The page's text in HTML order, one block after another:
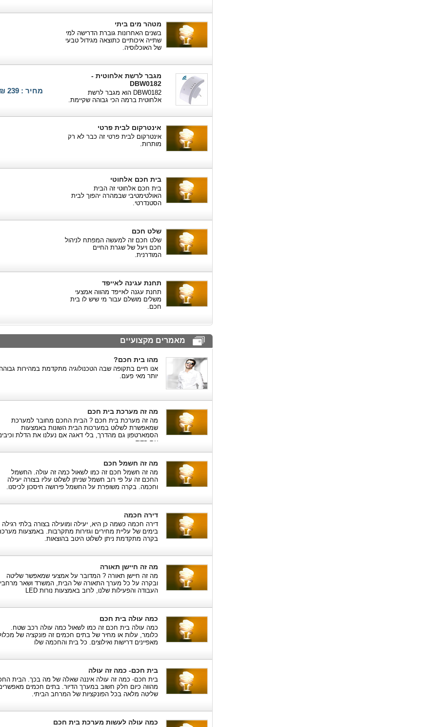
מטהר מים ביתי
בשנים האחרונות גוברת הדרישה למי
שתייה איכותיים כתוצאה מגידול טבעי
של האוכלוסיה.
מגבר לרשת אלחוטית -
DBW0182
DBW0182 הוא מגבר לרשת
אלחוטית ברמה הכי גבוהה שקיימת.
מחיר : 239 ₪
אינטרקום לבית פרטי
אינטרקום לבית פרטי זה כבר לא רק
מותרות.
בית חכם אלחוטי
בית חכם אלחוטי זה הבית
האולטימטיבי שבמהרה יהפוך לבית
הסטנדרטי.
שלט חכם
שלט חכם זה למעשה המפתח לניהול
חכם ויעל של שגרת החיים
המודרנית.
תחנת עגינה לאייפד
תחנת עגנה לאייפד מהווה אמצעי
משלים מושלם עבור מי שיש לו בית
חכם.
מאמרים מקצועיים
מהו בית חכם?
אנו חיים בתקופה שבה הטכנולוגיה מתקדמת במהירות
יותר מאי פעם.
מה זה מערכת בית חכם
מה זה מערכת בית חכם ? הבית החכם מחובר למערכת
שמאפשרת לשלוט במערכות הבית השונות באמצעות
הסמארטפון גם מהדרך, בלי דאגה אם נעלנו את הדלת
את הדוד.
מה זה חשמל חכם
מה זה חשמל חכם זה כמו לשאול כמה זה עולה. החשמל
החכם זה על פי רוב חשמל שניתן לשלוט עליו בצורה יעילה
וחכמה. בקרה משופרת על החשמל פירושה חיסכון לכיסנו.
דירה חכמה
דירה חכמה כשמה כן היא, יעילה ומועילה בצורה בלתי רגילה
בימים של עליית מחירים וגזירות מתקרבות. באמצעות
בקרה מתקדמת ניתן לשלוט היטב בהוצאות.
מה זה חיישן תאורה
מה זה חיישן תאורה ? המדובר על אמצעי שמאפשר שליטה
ובקרה על כל מערך התאורה של הבית, המשרד ושאר מרחבי
העבודה והפעילות שלנו, לרוב באמצעות נורות LED
כמה עולה בית חכם
כמה עולה בית חכם זה כמו לשאול כמה עולה רכב שטח.
כלומר, עלות או מחיר של בתים חכמים זה פונקציה של
מאפיינים דרישות ואילוצים. כל בית והחכמה שלו
בית חכם- כמה זה עולה
בית חכם- כמה זה עולה איננה שאלה של מה בכך. הבית
מהווה כיום חלק חשוב במערך הדיור. בתים חכמים
שליטה מלאה בכל הפונקציות של המרחב הביתי.
כמה עולה לעשות מערכת בית חכם